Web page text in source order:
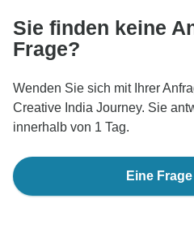
Sie finden keine
Frage?
Wenden Sie sich mit Ihrer
Creative India Journey. Sie
innerhalb von 1 Tag.
Eine